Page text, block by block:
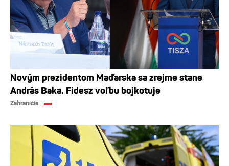
Novým prezidentom Maďarska sa zrejme stane
András Baka. Fidesz voľbu bojkotuje
Zahraničie